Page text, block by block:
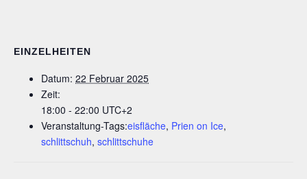
EINZELHEITEN
Datum: 22 Februar 2025
Zeit:
18:00 - 22:00 UTC+2
Veranstaltung-Tags:eisfläche, Prien on Ice,
schlittschuh, schlittschuhe